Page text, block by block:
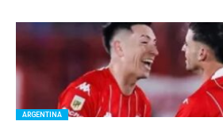
ARGENTINA